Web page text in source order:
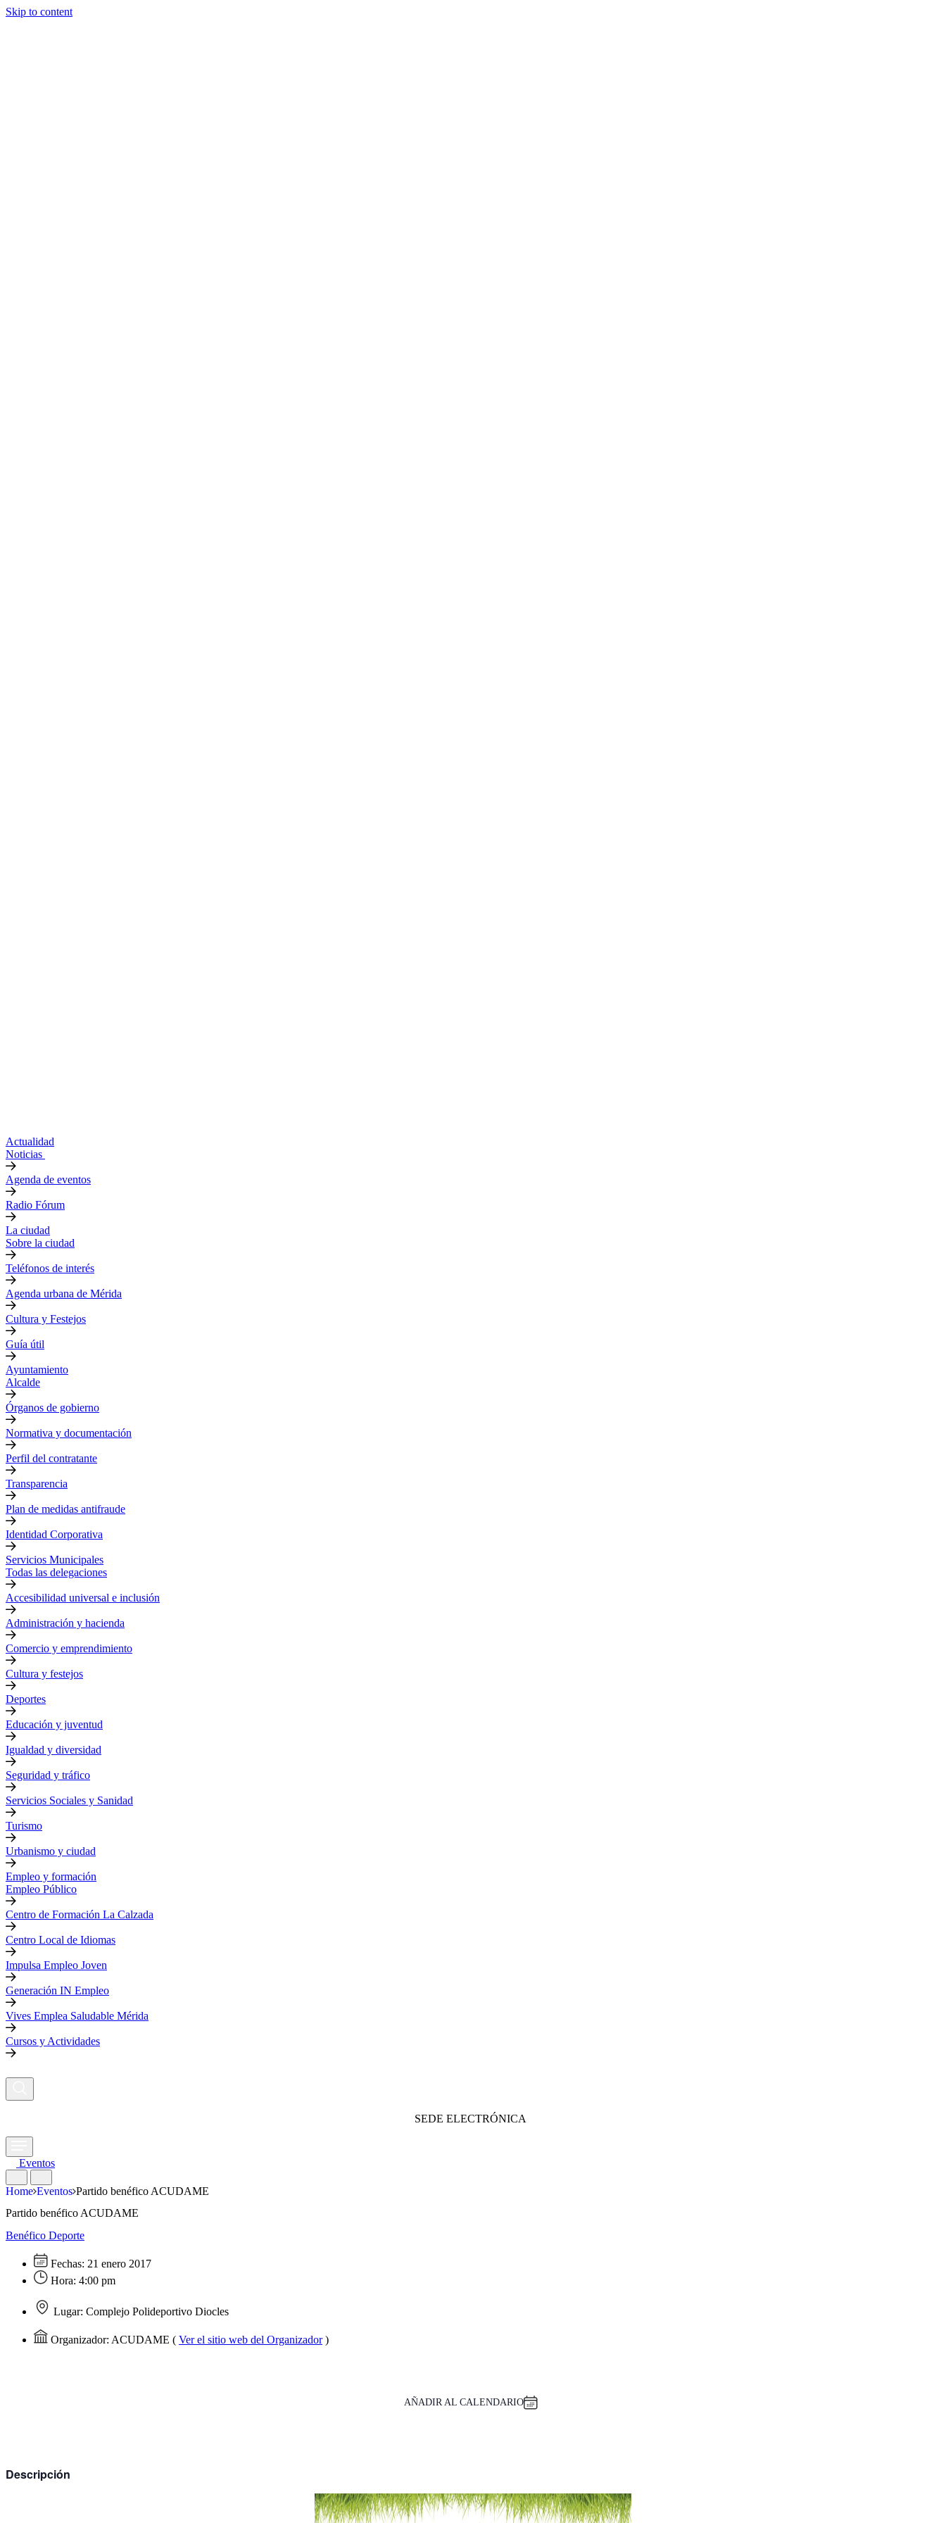
Skip to content
Actualidad
Noticias
Agenda de eventos
Radio Fórum
La ciudad
Sobre la ciudad
Teléfonos de interés
Agenda urbana de Mérida
Cultura y Festejos
Guía útil
Ayuntamiento
Alcalde
Órganos de gobierno
Normativa y documentación
Perfil del contratante
Transparencia
Plan de medidas antifraude
Identidad Corporativa
Servicios Municipales
Todas las delegaciones
Accesibilidad universal e inclusión
Administración y hacienda
Comercio y emprendimiento
Cultura y festejos
Deportes
Educación y juventud
Igualdad y diversidad
Seguridad y tráfico
Servicios Sociales y Sanidad
Turismo
Urbanismo y ciudad
Empleo y formación
Empleo Público
Centro de Formación La Calzada
Centro Local de Idiomas
Impulsa Empleo Joven
Generación IN Empleo
Vives Emplea Saludable Mérida
Cursos y Actividades
SEDE ELECTRÓNICA
Eventos
Home Eventos Partido benéfico ACUDAME
Partido benéfico ACUDAME
Benéfico Deporte
Fechas: 21 enero 2017
Hora: 4:00 pm
Lugar: Complejo Polideportivo Diocles
Organizador: ACUDAME ( Ver el sitio web del Organizador)
AÑADIR AL CALENDARIO
Descripción